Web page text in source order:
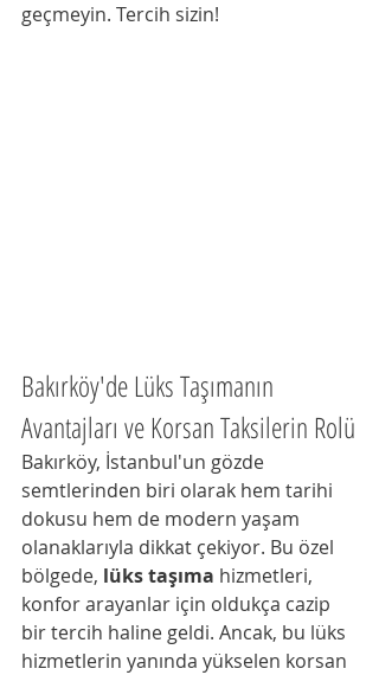
geçmeyin. Tercih sizin!
Bakırköy'de Lüks Taşımanın
Avantajları ve Korsan Taksilerin Rolü
Bakırköy, İstanbul'un gözde
semtlerinden biri olarak hem tarihi
dokusu hem de modern yaşam
olanaklarıyla dikkat çekiyor. Bu özel
bölgede, lüks taşıma hizmetleri,
konfor arayanlar için oldukça cazip
bir tercih haline geldi. Ancak, bu lüks
hizmetlerin yanında yükselen korsan